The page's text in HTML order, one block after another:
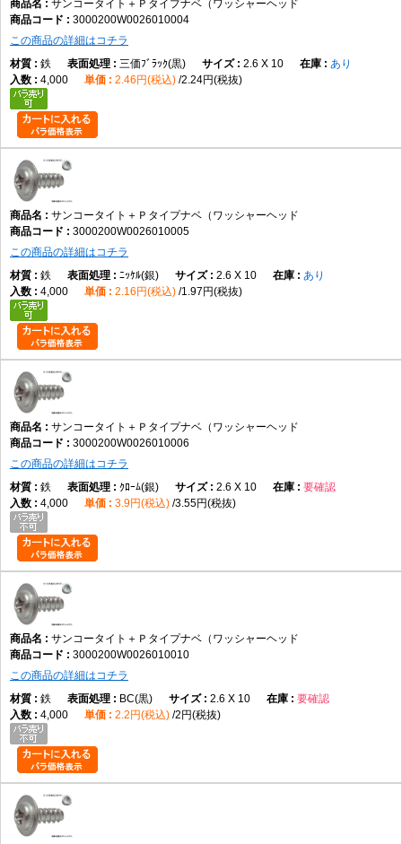
サンコータイト＋Ｐタイプナベ（ワッシャーヘッド
3000200W0026010004
この商品の詳細はコチラ
鉄
三価ﾌﾞﾗｯｸ(黒) 2.6 X 10
あり
4,000
2.46円(税込) 2.24円(税抜)
サンコータイト＋Ｐタイプナベ（ワッシャーヘッド
3000200W0026010005
この商品の詳細はコチラ
鉄
ﾆｯｹﾙ(銀) 2.6 X 10
あり
4,000
2.16円(税込) 1.97円(税抜)
サンコータイト＋Ｐタイプナベ（ワッシャーヘッド
3000200W0026010006
この商品の詳細はコチラ
鉄
ｸﾛｰﾑ(銀) 2.6 X 10
要確認
4,000
3.9円(税込) 3.55円(税抜)
サンコータイト＋Ｐタイプナベ（ワッシャーヘッド
3000200W0026010010
この商品の詳細はコチラ
鉄
BC(黒) 2.6 X 10
要確認
4,000
2.2円(税込) 2円(税抜)